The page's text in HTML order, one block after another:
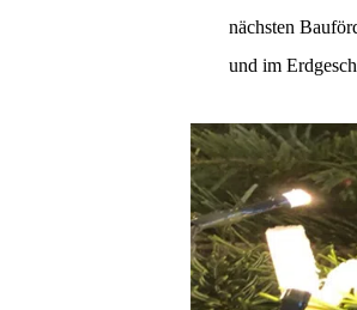
nächsten
und im